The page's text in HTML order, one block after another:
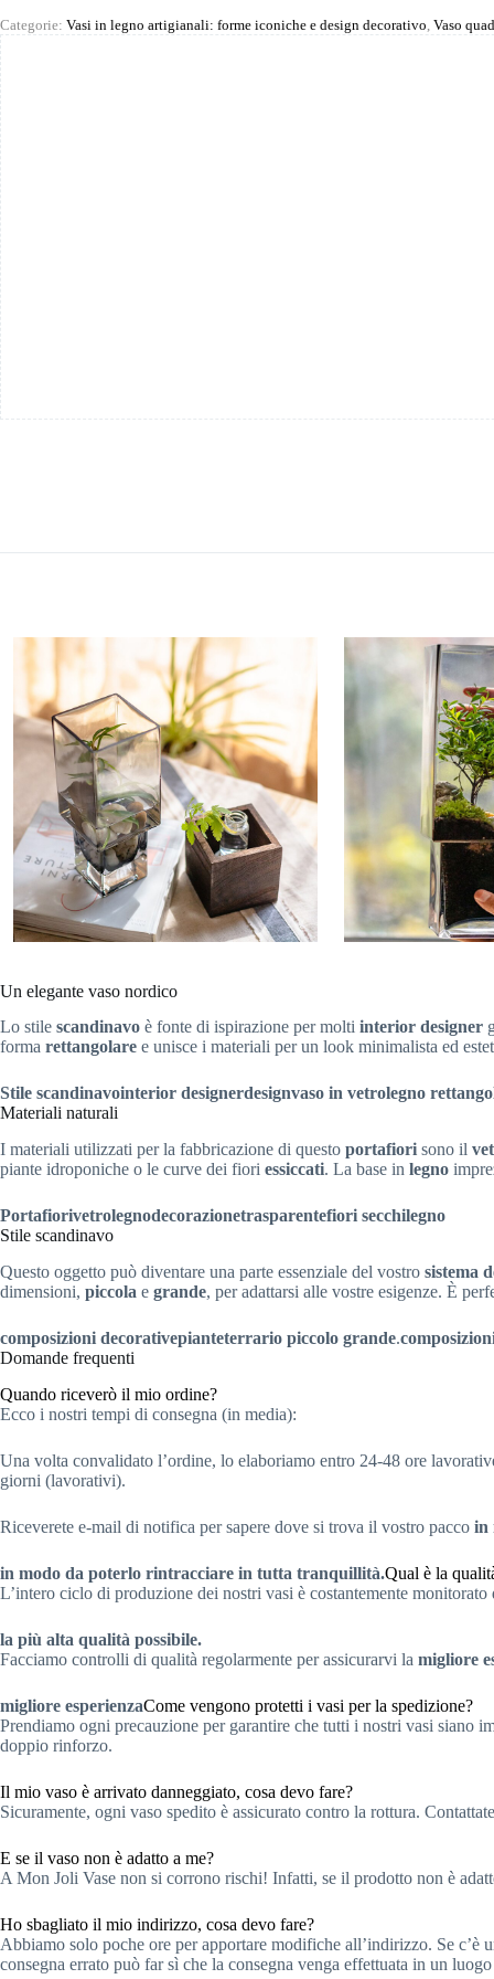
Categorie: Vasi in legno artigianali: forme iconiche e design decorativo Vaso
Un elegante vaso nordico
Lo stile scandinavo è fonte di ispirazione per molti interior designer
forma rettangolare e unisce i materiali per un look minimalista ed
Stile scandinavointerior designerdesignvaso in vetrolegno
Materiali naturali
I materiali utilizzati per la fabbricazione di questo portafiori sono il
piante idroponiche o le curve dei fiori essiccati. La base in legno
Portafiorivetrolegnodecorazionetrasparentefiori secchilegno
Stile scandinavo
Questo oggetto può diventare una parte essenziale del vostro sistema
dimensioni, piccola e grande, per adattarsi alle vostre esigenze. È
composizioni decorativepianteterrario piccolo grande.
Domande frequenti
Quando riceverò il mio ordine?
Ecco i nostri tempi di consegna (in media):
Una volta convalidato l’ordine, lo elaboriamo entro 24-48 ore
giorni (lavorativi).
Riceverete e-mail di notifica per sapere dove si trova il vostro pacco in
in modo da poterlo rintracciare in tutta tranquillità.Qual è la
L’intero ciclo di produzione dei nostri vasi è costantemente monitorato
la più alta qualità possibile.
Facciamo controlli di qualità regolarmente per assicurarvi la migliore
migliore esperienzaCome vengono protetti i vasi per la spedizione?
Prendiamo ogni precauzione per garantire che tutti i nostri vasi siano
doppio rinforzo.
Il mio vaso è arrivato danneggiato, cosa devo fare?
Sicuramente, ogni vaso spedito è assicurato contro la rottura.
E se il vaso non è adatto a me?
A Mon Joli Vase non si corrono rischi! Infatti, se il prodotto non è
Ho sbagliato il mio indirizzo, cosa devo fare?
Abbiamo solo poche ore per apportare modifiche all’indirizzo. Se
consegna errato può far sì che la consegna venga effettuata in un